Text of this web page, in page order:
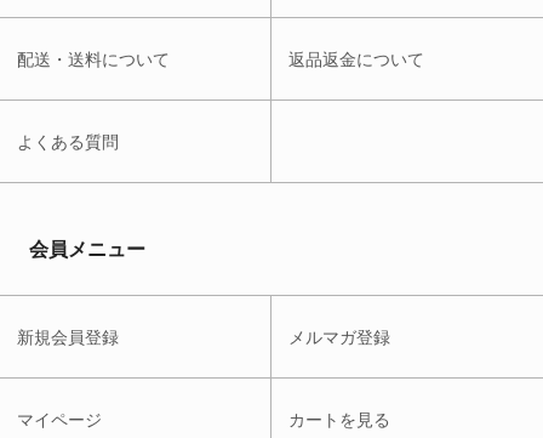
配送・送料について 返品返金について
よくある質問
会員メニュー
新規会員登録 メルマガ登録
マイページ カートを見る